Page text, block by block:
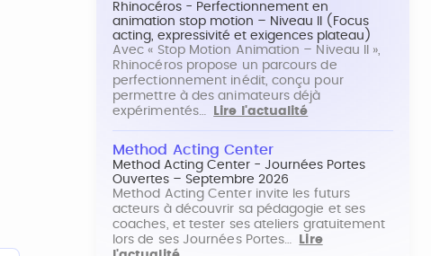
Rhinocéros - Perfectionnement en
animation stop motion – Niveau II (Focus
acting, expressivité et exigences plateau)
Avec « Stop Motion Animation – Niveau II »,
Rhinocéros propose un parcours de
perfectionnement inédit, conçu pour
permettre à des animateurs déjà
expérimentés…
Lire l'actualité
Method Acting Center
Method Acting Center - Journées Portes
Ouvertes – Septembre 2026
Method Acting Center invite les futurs
acteurs à découvrir sa pédagogie et ses
coaches, et tester ses ateliers gratuitement
lors de ses Journées Portes…
Lire